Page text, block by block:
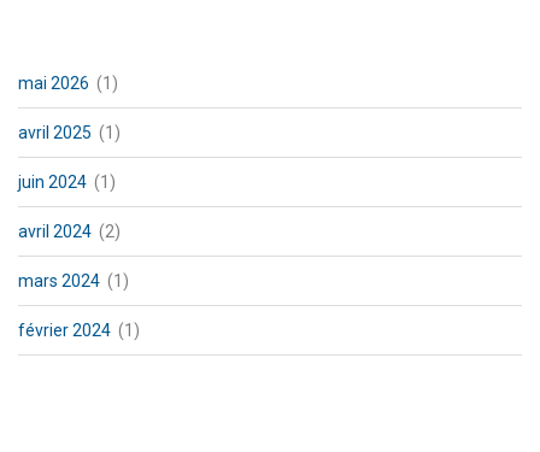
mai 2026 (1)
avril 2025 (1)
juin 2024 (1)
avril 2024 (2)
mars 2024 (1)
février 2024 (1)